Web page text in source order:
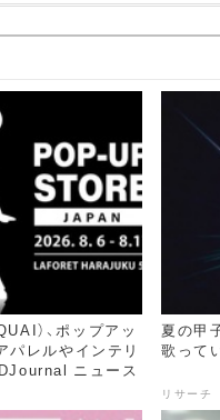
）、ポップアッ
レルやインテリ
ニュース
夏の甲
歌って
リサーチ